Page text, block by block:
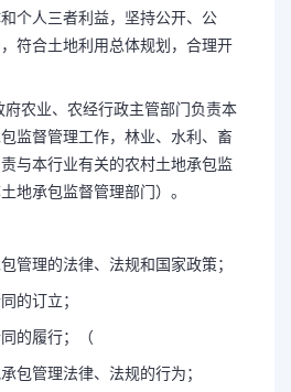
个人三者利益，坚持公开、公
符合土地利用总体规划，合理开
农业、农经行政主管部门负责本
监督管理工作，林业、水利、畜
与本行业有关的农村土地承包监
地承包监督管理部门）。
管理的法律、法规和国家政策；
的订立；
的履行；（
包管理法律、法规的行为；
按图片识别二维